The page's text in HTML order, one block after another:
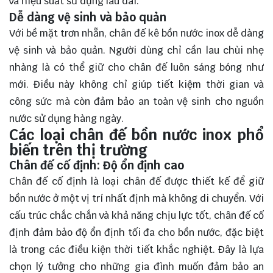
Dễ dàng vệ sinh và bảo quản
Với bề mặt trơn nhẵn, chân đế kê bồn nước inox dễ dàng
vệ sinh và bảo quản. Người dùng chỉ cần lau chùi nhẹ
nhàng là có thể giữ cho chân đế luôn sáng bóng như
mới. Điều này không chỉ giúp tiết kiệm thời gian và
công sức mà còn đảm bảo an toàn vệ sinh cho nguồn
nước sử dụng hàng ngày.
Các loại chân đế bồn nước inox phổ
biến trên thị trường
Chân đế cố định: Độ ổn định cao
Chân đế cố định là loại chân đế được thiết kế để giữ
bồn nước ở một vị trí nhất định mà không di chuyển. Với
cấu trúc chắc chắn và khả năng chịu lực tốt, chân đế cố
định đảm bảo độ ổn định tối đa cho bồn nước, đặc biệt
là trong các điều kiện thời tiết khắc nghiệt. Đây là lựa
chọn lý tưởng cho những gia đình muốn đảm bảo an